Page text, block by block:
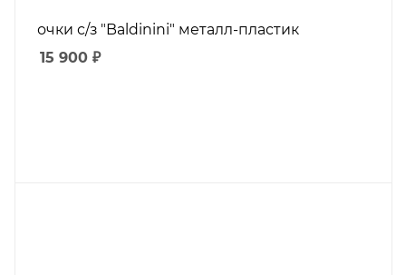
очки с/з "Baldinini" металл-пластик
15 900 ₽